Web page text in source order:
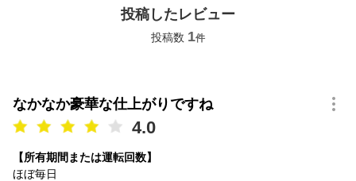
投稿したレビュー
投稿数 1件
なかなか豪華な仕上がりですね
4.0
【所有期間または運転回数】
ほぼ毎日